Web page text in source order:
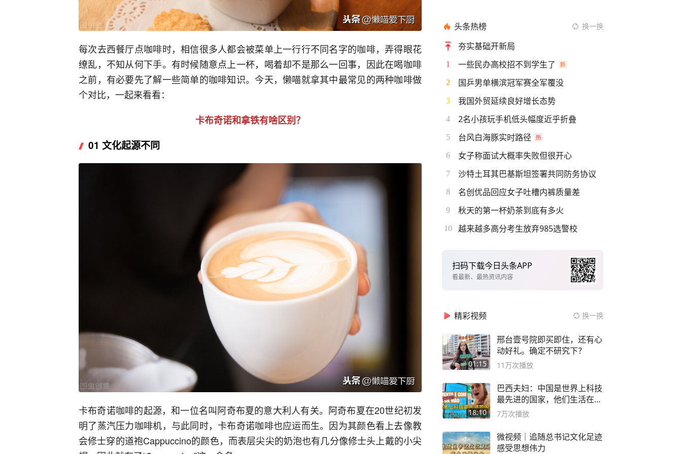
每次去西餐厅点咖啡时，相信很多人都会被菜单上一行行不同名字的咖啡，弄得眼花
缭乱，不知从何下手。有时候随意点上一杯，喝着却不是那么一回事，因此在喝咖啡
之前，有必要先了解一些简单的咖啡知识。今天，懒喵就拿其中最常见的两种咖啡做
个对比，一起来看看：
卡布奇诺和拿铁有啥区别？
01 文化起源不同
卡布奇诺咖啡的起源，和一位名叫阿奇布夏的意大利人有关。阿奇布夏在20世纪初发
明了蒸汽压力咖啡机，与此同时，卡布奇诺咖啡也应运而生。因为其颜色看上去像教
会修士穿的道袍Cappuccino的颜色，而表层尖尖的奶泡也有几分像修士头上戴的小尖
头条热榜 换一换
夯实基础开新局
1 一些民办高校招不到学生了
2 国乒男单横滨冠军赛全军覆没
3 我国外贸延续良好增长态势
4 2名小孩玩手机低头幅度近乎折叠
5 台风白海豚实时路径
6 女子称面试大概率失败但很开心
7 沙特土耳其巴基斯坦签署共同防务协议
8 名创优品回应女子吐槽内裤质量差
9 秋天的第一杯奶茶到底有多火
10 越来越多高分考生放弃985选警校
扫码下载今日头条APP
看最新、最热资讯内容
精彩视频 换一换
01:15
邢台壹号院即买即住，还有心
动好礼。确定不研究下？
11万次播放
18:10
巴西夫妇：中国是世界上科技
最先进的国家，他们生活在
2999年
7万次播放
微视频｜追随总书记文化足迹
感受思想伟力